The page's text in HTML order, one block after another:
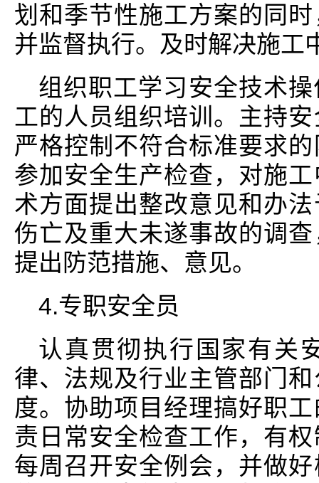
划和季节性施工方案的同
并监督执行。及时解决施工
组织职工学习安全技术
工的人员组织培训。主持
严格控制不符合标准要求
参加安全生产检查，对施
术方面提出整改意见和办
伤亡及重大未遂事故的调
提出防范措施、意见。
4.专职安全员
认真贯彻执行国家有关
律、法规及行业主管部门
度。协助项目经理搞好职
责日常安全检查工作，有
每周召开安全例会，并做